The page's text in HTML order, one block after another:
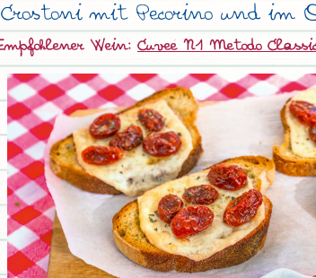
mit Pecorino und im
Wein: Cuveé N1 Metodo